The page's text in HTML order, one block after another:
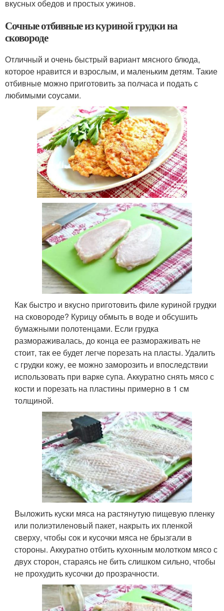
вкусных обедов и простых ужинов.
Сочные отбивные из куриной грудки на
сковороде
Отличный и очень быстрый вариант мясного блюда,
которое нравится и взрослым, и маленьким детям. Такие
отбивные можно приготовить за полчаса и подать с
любимыми соусами.
Как быстро и вкусно приготовить филе куриной грудки
на сковороде? Курицу обмыть в воде и обсушить
бумажными полотенцами. Если грудка
размораживалась, до конца ее размораживать не
стоит, так ее будет легче порезать на пласты. Удалить
с грудки кожу, ее можно заморозить и впоследствии
использовать при варке супа. Аккуратно снять мясо с
кости и порезать на пластины примерно в 1 см
толщиной.
Выложить куски мяса на растянутую пищевую пленку
или полиэтиленовый пакет, накрыть их пленкой
сверху, чтобы сок и кусочки мяса не брызгали в
стороны. Аккуратно отбить кухонным молотком мясо с
двух сторон, стараясь не бить слишком сильно, чтобы
не прохудить кусочки до прозрачности.